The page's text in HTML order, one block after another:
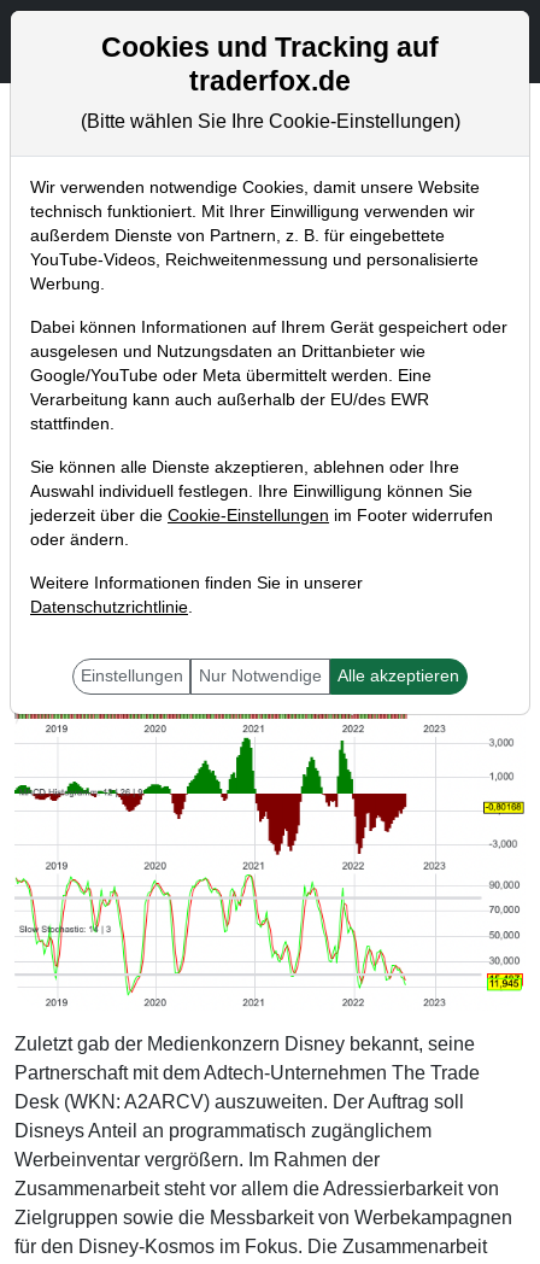
Aktien- und Artikelsuche
Chartanalysen
Home Blog Chartanalysen
Chartanalyse Trade Desk:
bevorstehendes Kursfeuerwerk
dank Auftrag von Disney!
16.07.2022 um 09:53 Uhr | P. Uhlschmied
Zuletzt gab der Medienkonzern Disney bekannt, seine
Partnerschaft mit dem Adtech-Unternehmen The Trade
Desk (WKN: A2ARCV) auszuweiten. Der Auftrag soll
Disneys Anteil an programmatisch zugänglichem
Werbeinventar vergrößern. Im Rahmen der
Zusammenarbeit steht vor allem die Adressierbarkeit von
Zielgruppen sowie die Messbarkeit von Werbekampagnen
für den Disney-Kosmos im Fokus. Die Zusammenarbeit
Cookies und Tracking auf
traderfox.de
(Bitte wählen Sie Ihre Cookie-Einstellungen)
Wir verwenden notwendige Cookies, damit unsere Website
technisch funktioniert. Mit Ihrer Einwilligung verwenden wir
außerdem Dienste von Partnern, z. B. für eingebettete
YouTube-Videos, Reichweitenmessung und personalisierte
Werbung.
Dabei können Informationen auf Ihrem Gerät gespeichert oder
ausgelesen und Nutzungsdaten an Drittanbieter wie
Google/YouTube oder Meta übermittelt werden. Eine
Verarbeitung kann auch außerhalb der EU/des EWR
stattfinden.
Sie können alle Dienste akzeptieren, ablehnen oder Ihre
Auswahl individuell festlegen. Ihre Einwilligung können Sie
jederzeit über die Cookie-Einstellungen im Footer widerrufen
oder ändern.
Weitere Informationen finden Sie in unserer
Datenschutzrichtlinie.
Einstellungen Nur Notwendige Alle akzeptieren